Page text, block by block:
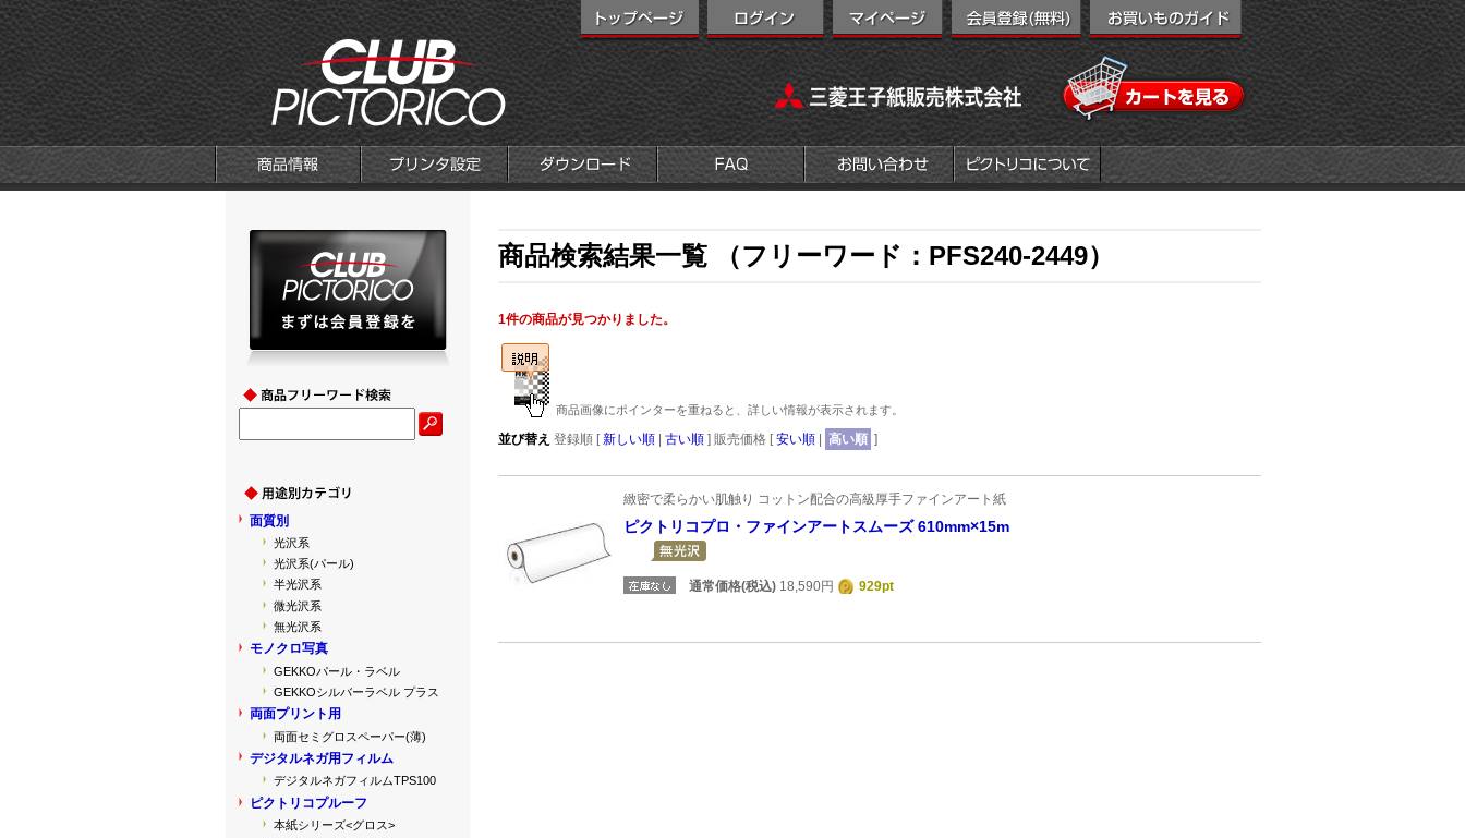
商品検索結果一覧 （フリーワード：PFS240-2449）
1件の商品が見つかりました。
商品画像にポインターを重ねると、詳しい情報が表示されます。
並び替え 登録順 [新しい順 古い順 ] 販売価格 [安い順 高い順 ]
緻密で柔らかい肌触り コットン配合の高級厚手ファインアート紙
ピクトリコプロ・ファインアートスムーズ 610mm×15m
通常価格(税込) 18,590円 929pt
面質別
光沢系
光沢系(パール)
半光沢系
微光沢系
無光沢系
モノクロ写真
GEKKOパール・ラベル
GEKKOシルバーラベル プラス
両面プリント用
両面セミグロスペーパー(薄)
デジタルネガ用フィルム
デジタルネガフィルムTPS100
ピクトリコプルーフ
本紙シリーズ<グロス>